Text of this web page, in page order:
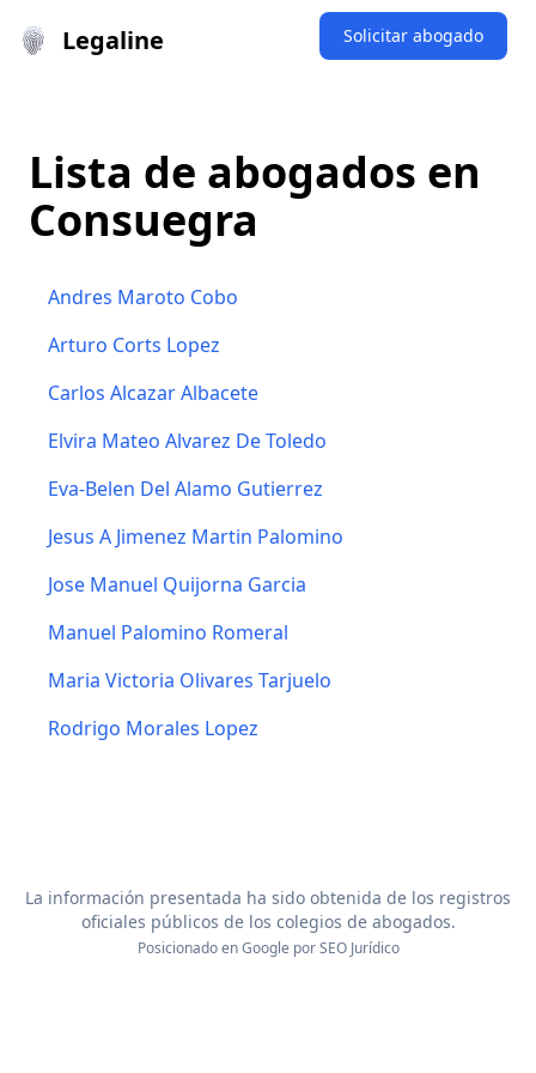
Legaline Solicitar abogado
Lista de abogados en
Consuegra
Andres Maroto Cobo
Arturo Corts Lopez
Carlos Alcazar Albacete
Elvira Mateo Alvarez De Toledo
Eva-Belen Del Alamo Gutierrez
Jesus A Jimenez Martin Palomino
Jose Manuel Quijorna Garcia
Manuel Palomino Romeral
Maria Victoria Olivares Tarjuelo
Rodrigo Morales Lopez
La información presentada ha sido obtenida de los registros
oficiales públicos de los colegios de abogados.
Posicionado en Google porSEO Jurídico